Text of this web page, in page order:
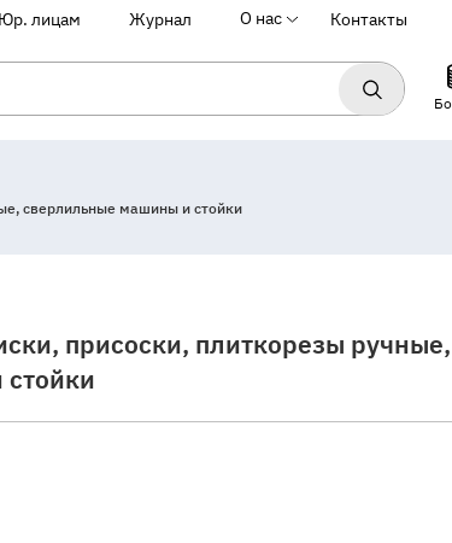
Юр. лицам Журнал О нас Контакты
сверлильные машины и стойки
присоски, плиткорезы ручные,